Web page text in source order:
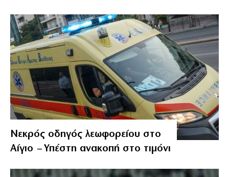
Νεκρός οδηγός λεωφορείου στο
Αίγιο – Υπέστη ανακοπή στο τιμόνι